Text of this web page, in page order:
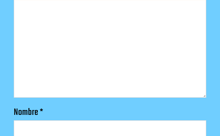
Nombre*